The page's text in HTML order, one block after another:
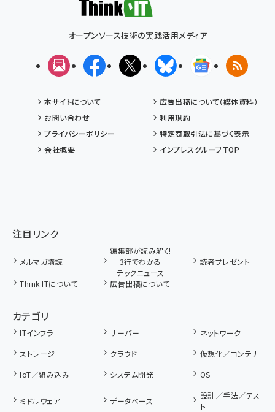
オープンソース技術の実践活用メディア
メルマガFacebookX(エックス)BlueskyGoogleニュ
RSS
本サイトについて
広告出稿について（媒体資料）
お問い合わせ
利用規約
プライバシーポリシー
特定商取引法に基づく表示
会社概要
インプレスグループTOP
注目リンク
メルマガ購読
編集部が読み解く!
3行でわかる
テックニュース
読者プレゼント
Think ITについて 広告出稿について
カテゴリ
ITインフラ サーバー
ネットワーク
ストレージ
クラウド
仮想化／コンテナ
IoT／組み込み
システム開発 OS
ミドルウェア データベース
設計／手法／テス
ト